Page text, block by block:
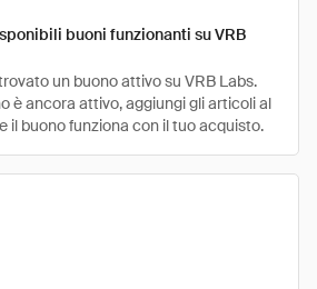
buoni funzionanti su VRB
un buono attivo su VRB Labs.
è ancora attivo, aggiungi gli articoli al
il buono funziona con il tuo acquisto.